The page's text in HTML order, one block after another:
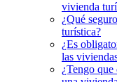
vivienda
¿Qué
turística?
¿Es
las
¿Tengo